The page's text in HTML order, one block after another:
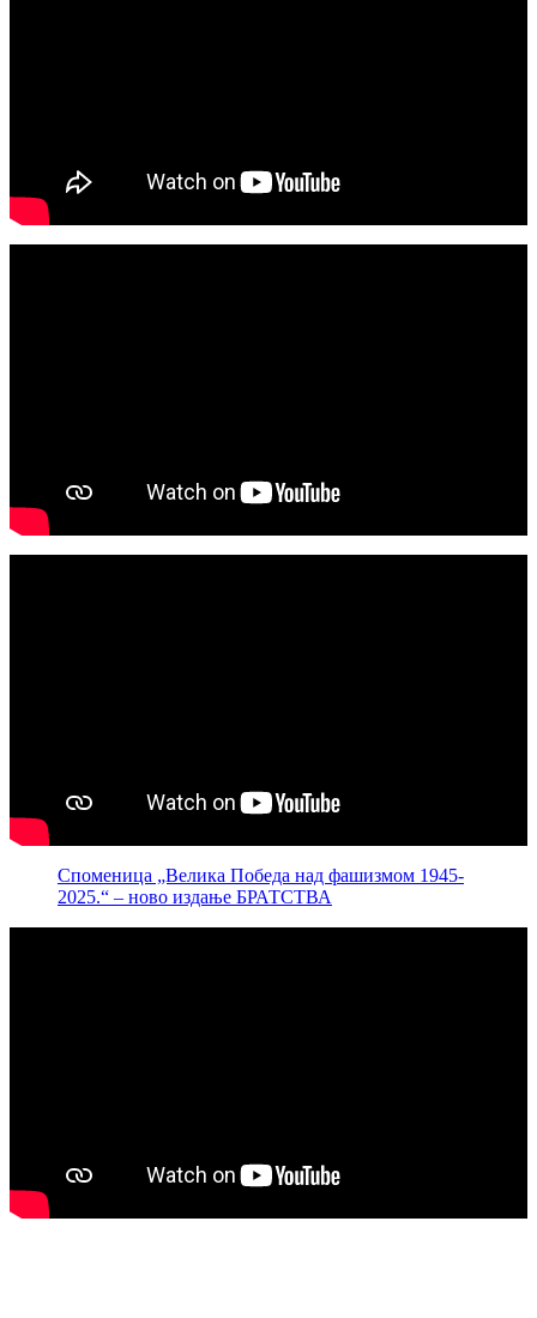
Споменица „Велика Победа над фашизмом 1945-
2025.“ – ново издање БРАТСТВА